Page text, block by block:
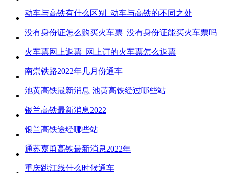
动车与高铁有什么区别_动车与高铁的不同之处
没有身份证怎么购买火车票_没有身份证能买火车票吗
火车票网上退票_网上订的火车票怎么退票
南崇铁路2022年几月份通车
池黄高铁最新消息 池黄高铁经过哪些站
银兰高铁最新消息2022
银兰高铁途经哪些站
通苏嘉甬高铁最新消息2022年
重庆跳江线什么时候通车